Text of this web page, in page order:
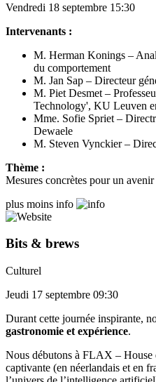
Vendredi 18 septembre 15:30
Intervenants :
M. Herman Konings –
du comportement
M. Jan Sap – Directeur
M. Piet Desmet –
Technology', KU Leuven
Mme. Sofie Spriet –
Dewaele
M. Steven Vynckier –
Thème :
Mesures concrètes pour un
plus moins info
Bits & brews
Culturel
Jeudi 17 septembre 09:30
Durant cette journée inspirante,
gastronomie et expérience.
Nous débutons à FLAX –
captivante (en néerlandais et en